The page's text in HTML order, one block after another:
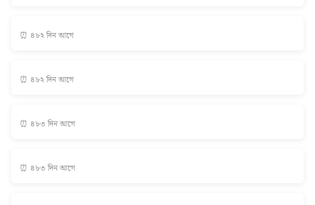
⏰ ৪৮২ দিন আগে
⏰ ৪৮২ দিন আগে
⏰ ৪৮৩ দিন আগে
⏰ ৪৮৩ দিন আগে